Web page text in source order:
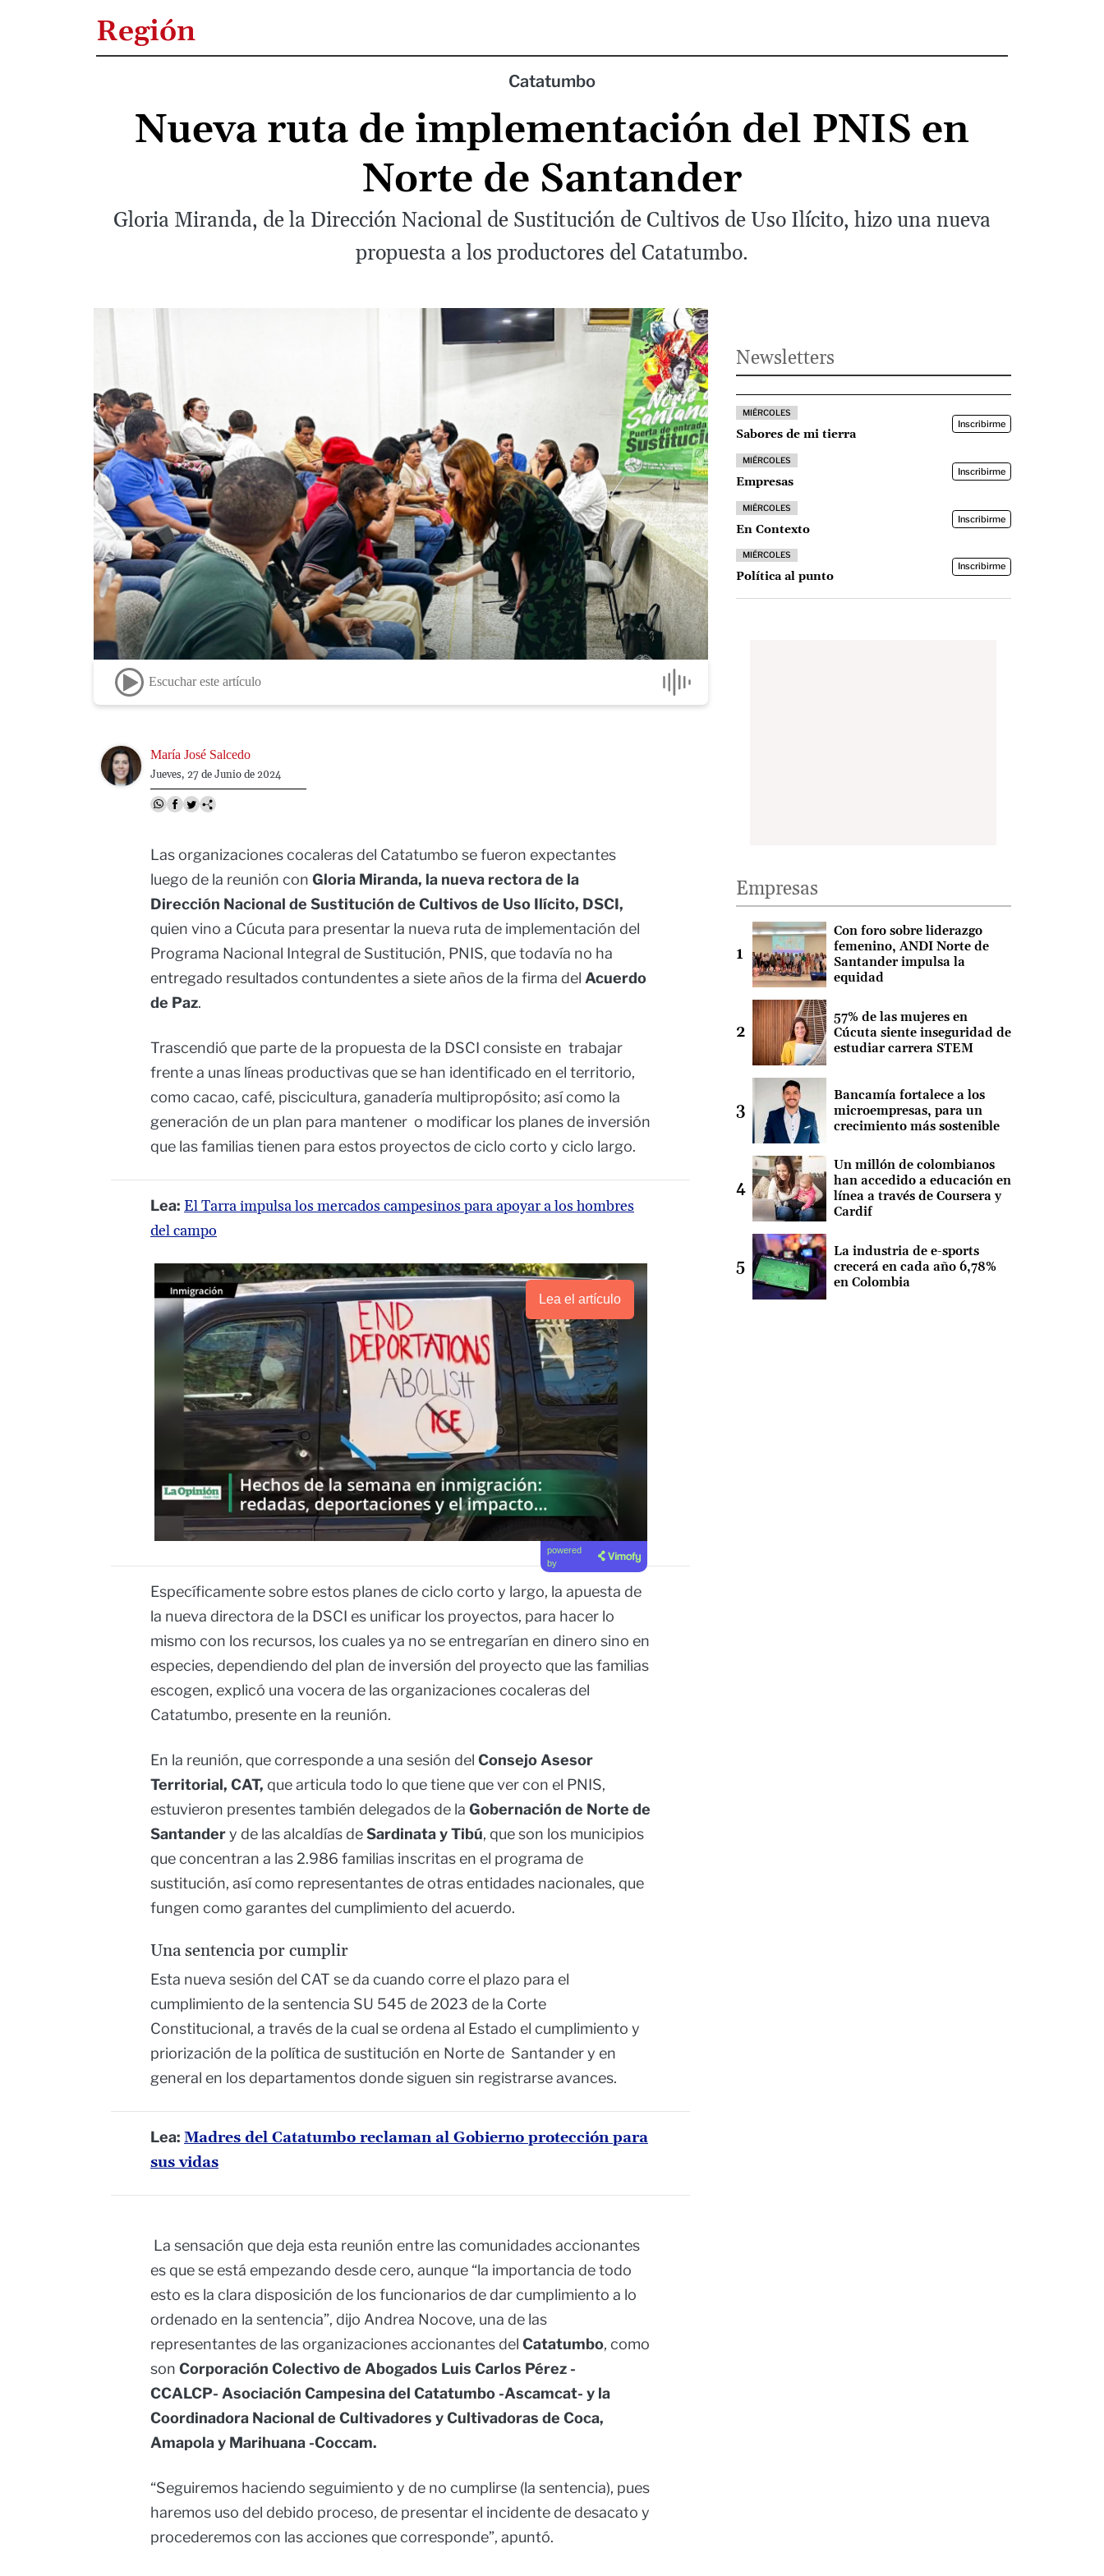
Región
Catatumbo
Nueva ruta de implementación del PNIS en
Norte de Santander
Gloria Miranda, de la Dirección Nacional de Sustitución de Cultivos de Uso Ilícito, hizo una nueva
propuesta a los productores del Catatumbo.
Escuchar este artículo
Image María José Salcedo
Jueves, 27 de Junio de 2024
Las organizaciones cocaleras del Catatumbo se fueron expectantes
luego de la reunión con Gloria Miranda, la nueva rectora de la
Dirección Nacional de Sustitución de Cultivos de Uso Ilícito, DSCI,
quien vino a Cúcuta para presentar la nueva ruta de implementación del
Programa Nacional Integral de Sustitución, PNIS, que todavía no ha
entregado resultados contundentes a siete años de la firma del Acuerdo
de Paz.
Trascendió que parte de la propuesta de la DSCI consiste en trabajar
frente a unas líneas productivas que se han identificado en el territorio,
como cacao, café, piscicultura, ganadería multipropósito; así como la
generación de un plan para mantener o modificar los planes de inversión
que las familias tienen para estos proyectos de ciclo corto y ciclo largo.
Lea: El Tarra impulsa los mercados campesinos para apoyar a los hombres
del campo
Lea el artículo
powered
by
Específicamente sobre estos planes de ciclo corto y largo, la apuesta de
la nueva directora de la DSCI es unificar los proyectos, para hacer lo
mismo con los recursos, los cuales ya no se entregarían en dinero sino en
especies, dependiendo del plan de inversión del proyecto que las familias
escogen, explicó una vocera de las organizaciones cocaleras del
Catatumbo, presente en la reunión.
En la reunión, que corresponde a una sesión del Consejo Asesor
Territorial, CAT, que articula todo lo que tiene que ver con el PNIS,
estuvieron presentes también delegados de la Gobernación de Norte de
Santandery de las alcaldías deSardinata y Tibú, que son los municipios
que concentran a las 2.986 familias inscritas en el programa de
sustitución, así como representantes de otras entidades nacionales, que
fungen como garantes del cumplimiento del acuerdo.
Una sentencia por cumplir
Esta nueva sesión del CAT se da cuando corre el plazo para el
cumplimiento de la sentencia SU 545 de 2023 de la Corte
Constitucional, a través de la cual se ordena al Estado el cumplimiento y
priorización de la política de sustitución en Norte de Santander y en
general en los departamentos donde siguen sin registrarse avances.
Lea: Madres del Catatumbo reclaman al Gobierno protección para
sus vidas
La sensación que deja esta reunión entre las comunidades accionantes
es que se está empezando desde cero, aunque “la importancia de todo
esto es la clara disposición de los funcionarios de dar cumplimiento a lo
ordenado en la sentencia”, dijo Andrea Nocove, una de las
representantes de las organizaciones accionantes del Catatumbo, como
son Corporación Colectivo de Abogados Luis Carlos Pérez -
CCALCP- Asociación Campesina del Catatumbo -Ascamcat- y la
Coordinadora Nacional de Cultivadores y Cultivadoras de Coca,
Amapola y Marihuana -Coccam.
“Seguiremos haciendo seguimiento y de no cumplirse (la sentencia), pues
haremos uso del debido proceso, de presentar el incidente de desacato y
procederemos con las acciones que corresponde”, apuntó.
Newsletters
MIÉRCOLES
Sabores de mi tierra
Inscribirme
MIÉRCOLES
Empresas
Inscribirme
MIÉRCOLES
En Contexto
Inscribirme
MIÉRCOLES
Política al punto
Inscribirme
Empresas
Con foro sobre liderazgo
femenino, ANDI Norte de
Santander impulsa la
equidad
57% de las mujeres en
Cúcuta siente inseguridad de
estudiar carrera STEM
Bancamía fortalece a los
microempresas, para un
crecimiento más sostenible
Un millón de colombianos
han accedido a educación en
línea a través de Coursera y
Cardif
La industria de e-sports
crecerá en cada año 6,78%
en Colombia